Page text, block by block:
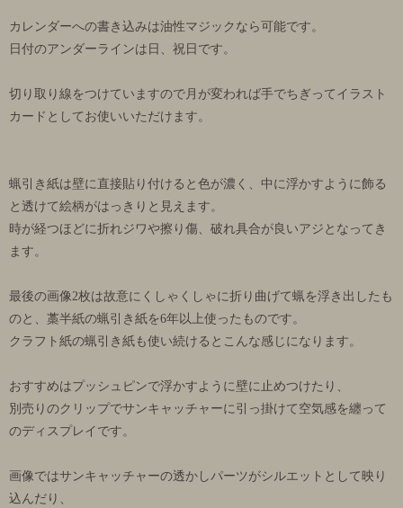
カレンダーへの書き込みは油性マジックなら可能です。
日付のアンダーラインは日、祝日です。
切り取り線をつけていますので月が変われば手でちぎってイラスト
カードとしてお使いいただけます。
蝋引き紙は壁に直接貼り付けると色が濃く、中に浮かすように飾る
と透けて絵柄がはっきりと見えます。
時が経つほどに折れジワや擦り傷、破れ具合が良いアジとなってき
ます。
最後の画像2枚は故意にくしゃくしゃに折り曲げて蝋を浮き出したも
のと、藁半紙の蝋引き紙を6年以上使ったものです。
クラフト紙の蝋引き紙も使い続けるとこんな感じになります。
おすすめはプッシュピンで浮かすように壁に止めつけたり、
別売りのクリップでサンキャッチャーに引っ掛けて空気感を纏って
のディスプレイです。
画像ではサンキャッチャーの透かしパーツがシルエットとして映り
込んだり、